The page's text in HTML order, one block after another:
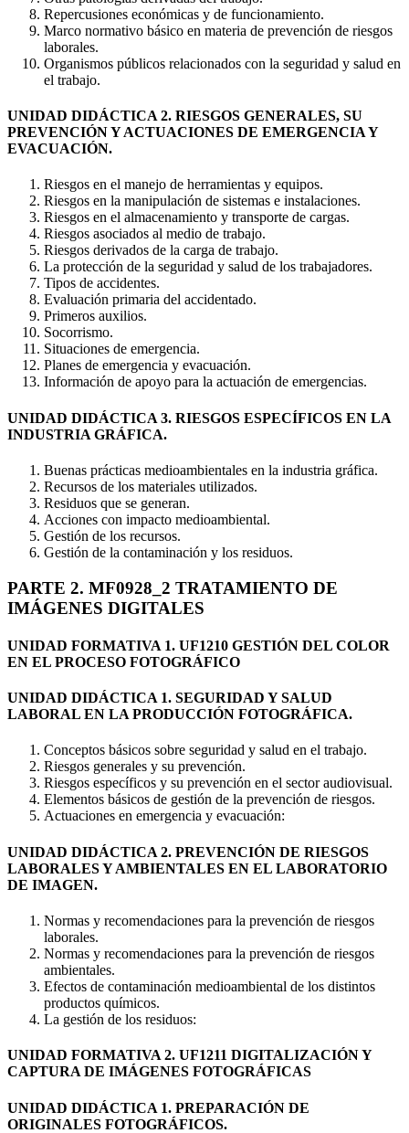
Repercusiones económicas y de funcionamiento.
Marco normativo básico en materia de prevención de riesgos
laborales.
Organismos públicos relacionados con la seguridad y salud en
el trabajo.
UNIDAD DIDÁCTICA 2. RIESGOS GENERALES, SU
PREVENCIÓN Y ACTUACIONES DE EMERGENCIA Y
EVACUACIÓN.
Riesgos en el manejo de herramientas y equipos.
Riesgos en la manipulación de sistemas e instalaciones.
Riesgos en el almacenamiento y transporte de cargas.
Riesgos asociados al medio de trabajo.
Riesgos derivados de la carga de trabajo.
La protección de la seguridad y salud de los trabajadores.
Tipos de accidentes.
Evaluación primaria del accidentado.
Primeros auxilios.
Socorrismo.
Situaciones de emergencia.
Planes de emergencia y evacuación.
Información de apoyo para la actuación de emergencias.
UNIDAD DIDÁCTICA 3. RIESGOS ESPECÍFICOS EN LA
INDUSTRIA GRÁFICA.
Buenas prácticas medioambientales en la industria gráfica.
Recursos de los materiales utilizados.
Residuos que se generan.
Acciones con impacto medioambiental.
Gestión de los recursos.
Gestión de la contaminación y los residuos.
PARTE 2. MF0928_2 TRATAMIENTO DE
IMÁGENES DIGITALES
UNIDAD FORMATIVA 1. UF1210 GESTIÓN DEL COLOR
EN EL PROCESO FOTOGRÁFICO
UNIDAD DIDÁCTICA 1. SEGURIDAD Y SALUD
LABORAL EN LA PRODUCCIÓN FOTOGRÁFICA.
Conceptos básicos sobre seguridad y salud en el trabajo.
Riesgos generales y su prevención.
Riesgos específicos y su prevención en el sector audiovisual.
Elementos básicos de gestión de la prevención de riesgos.
Actuaciones en emergencia y evacuación:
UNIDAD DIDÁCTICA 2. PREVENCIÓN DE RIESGOS
LABORALES Y AMBIENTALES EN EL LABORATORIO
DE IMAGEN.
Normas y recomendaciones para la prevención de riesgos
laborales.
Normas y recomendaciones para la prevención de riesgos
ambientales.
Efectos de contaminación medioambiental de los distintos
productos químicos.
La gestión de los residuos:
UNIDAD FORMATIVA 2. UF1211 DIGITALIZACIÓN Y
CAPTURA DE IMÁGENES FOTOGRÁFICAS
UNIDAD DIDÁCTICA 1. PREPARACIÓN DE
ORIGINALES FOTOGRÁFICOS.